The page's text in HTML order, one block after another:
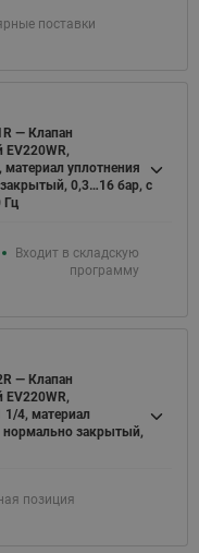
поставки
— Клапан
EV220WR,
материал уплотнения
0,3…16 бар, с
Гц
Входит в складскую
программу
— Клапан
EV220WR,
1/4, материал
нормально закрытый,
позиция